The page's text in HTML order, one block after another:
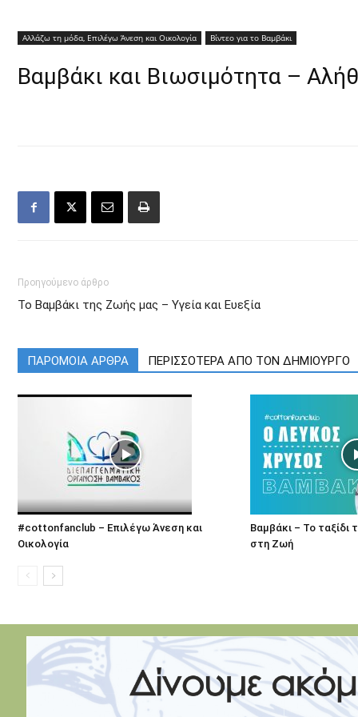
Αλλάζω τη μόδα, Επιλέγω Άνεση και Οικολογία Βίντεο για το Βαμβάκι
Βαμβάκι και Βιωσιμότητα –
Προηγούμενο άρθρο
Το Βαμβάκι της Ζωής μας – Υγεία και Ευεξία
ΠΑΡΟΜΟΙΑ ΑΡΘΡΑ ΠΕΡΙΣΣΟΤΕΡΑ ΑΠΟ ΤΟΝ ΔΗΜΙΟΥΡΓΟ
#cottonfanclub – Επιλέγω Άνεση και
Οικολογία
Βαμβάκι – Το ταξίδι
στη Ζωή